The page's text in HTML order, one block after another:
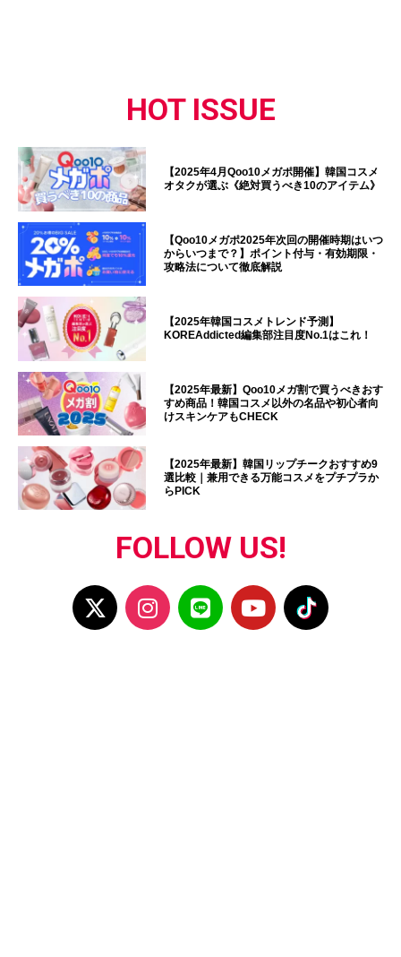
HOT ISSUE
【2025年4月Qoo10メガポ開催】韓国コスメ
オタクが選ぶ《絶対買うべき10のアイテム》
【Qoo10メガポ2025年次回の開催時期はいつ
からいつまで？】ポイント付与・有効期限・
攻略法について徹底解説
【2025年韓国コスメトレンド予測】
KOREAddicted編集部注目度No.1はこれ！
【2025年最新】Qoo10メガ割で買うべきおす
すめ商品！韓国コスメ以外の名品や初心者向
けスキンケアもCHECK
【2025年最新】韓国リップチークおすすめ9
選比較｜兼用できる万能コスメをプチプラか
らPICK
FOLLOW US!